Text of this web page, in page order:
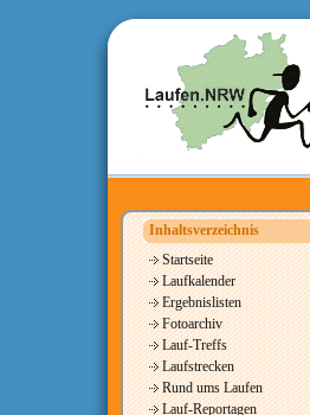
Inhaltsverzeichnis
Startseite
Laufkalender
Ergebnislisten
Fotoarchiv
Lauf-Treffs
Laufstrecken
Rund ums Laufen
Lauf-Reportagen